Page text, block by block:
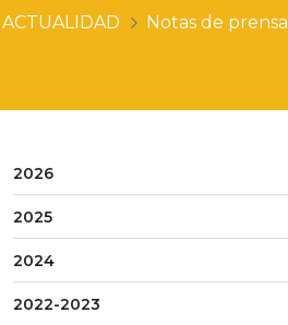
ACTUALIDAD Notas de prensa
2026
2025
2024
2022-2023